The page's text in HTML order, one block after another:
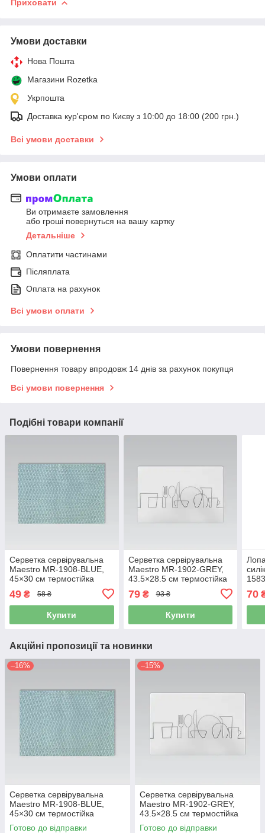
Приховати
Умови доставки
Нова Пошта
Магазини Rozetka
Укрпошта
Доставка кур'єром по Києву з 10:00 до 18:00 (200 грн.)
Всі умови доставки
Умови оплати
Ви отримаєте замовлення
або гроші повернуться на вашу картку
Детальніше
Оплатити частинами
Післяплата
Оплата на рахунок
Всі умови оплати
Умови повернення
Повернення товару впродовж 14 днів за рахунок покупця
Всі умови повернення
Подібні товари компанії
Серветка сервірувальна
Maestro MR-1908-BLUE,
45×30 см термостійка
49 ₴ 58 ₴
Купити
Серветка сервірувальна
Maestro MR-1902-GREY,
43.5×28.5 см термостійка
79₴ 93 ₴
Купити
70
Акційні пропозиції та новинки
–16%
Серветка сервірувальна
Maestro MR-1908-BLUE,
45×30 см термостійка
вінілова
Готово до відправки
–15%
Серветка сервірувальна
Maestro MR-1902-GREY,
43.5×28.5 см термостійка
вінілова
Готово до відправки